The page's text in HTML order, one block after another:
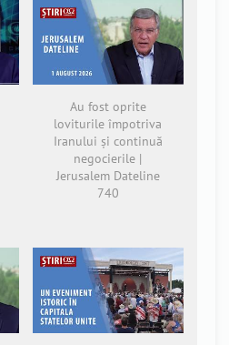
Au fost oprite
loviturile împotriva
Iranului și continuă
negocierile |
Jerusalem Dateline
740